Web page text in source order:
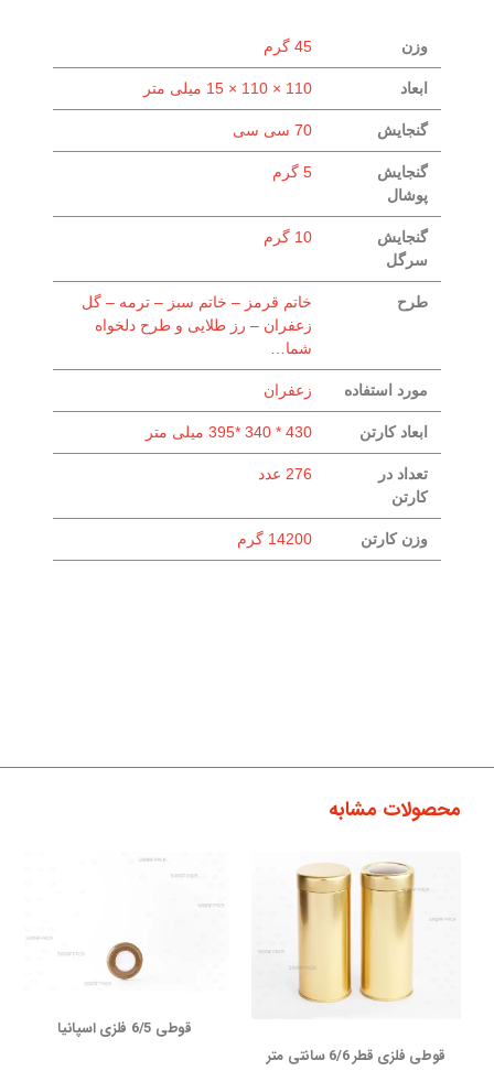
وزن 45 گرم
ابعاد 110 × 110 × 15 میلی متر
گنجایش 70 سی سی
گنجایش
پوشال
5 گرم
گنجایش
سرگل
10 گرم
طرح
خاتم قرمز – خاتم سبز – ترمه – گل
زعفران – رز طلایی و طرح دلخواه
شما…
مورد استفاده زعفران
ابعاد کارتن 430 * 340 *395 میلی متر
تعداد در
کارتن
276 عدد
وزن کارتن 14200 گرم
محصولات مشابه
قوطی فلزی قطر 6/6 سانتی متر
قوطی 6/5 فلزی اسپانیا